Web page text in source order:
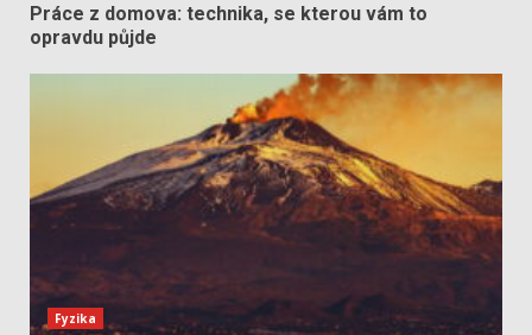
Práce z domova: technika, se kterou vám to
opravdu půjde
Fyzika